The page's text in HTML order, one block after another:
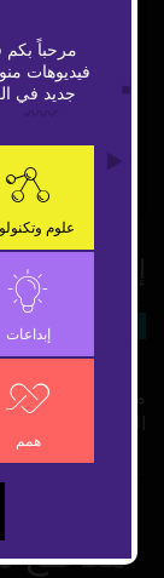
إحراجات
22 نوفمبر 2022
مواجهة كلامية
مقاطع
مرحباً
فيديوهات
جديد في
علوم
إبداعات
همم